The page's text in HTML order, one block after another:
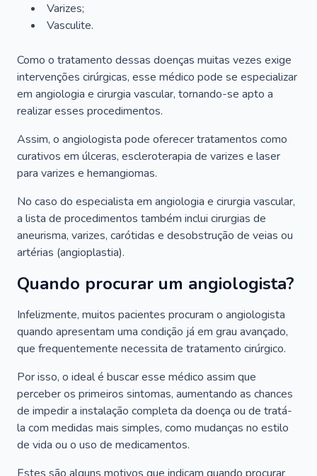
Varizes;
Vasculite.
Como o tratamento dessas doenças muitas vezes exige
intervenções cirúrgicas, esse médico pode se especializar
em angiologia e cirurgia vascular, tornando-se apto a
realizar esses procedimentos.
Assim, o angiologista pode oferecer tratamentos como
curativos em úlceras, escleroterapia de varizes e laser
para varizes e hemangiomas.
No caso do especialista em angiologia e cirurgia vascular,
a lista de procedimentos também inclui cirurgias de
aneurisma, varizes, carótidas e desobstrução de veias ou
artérias (angioplastia).
Quando procurar um angiologista?
Infelizmente, muitos pacientes procuram o angiologista
quando apresentam uma condição já em grau avançado,
que frequentemente necessita de tratamento cirúrgico.
Por isso, o ideal é buscar esse médico assim que
perceber os primeiros sintomas, aumentando as chances
de impedir a instalação completa da doença ou de tratá-
la com medidas mais simples, como mudanças no estilo
de vida ou o uso de medicamentos.